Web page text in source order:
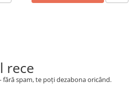
rece
spam, te poți dezabona oricând.